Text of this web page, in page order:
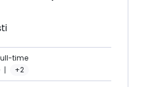
time
+2